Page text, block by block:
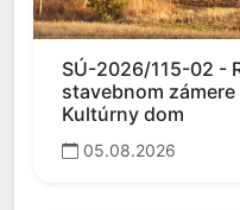
SÚ-2026/115-02 -
stavebnom
Kultúrny dom
05.08.2026